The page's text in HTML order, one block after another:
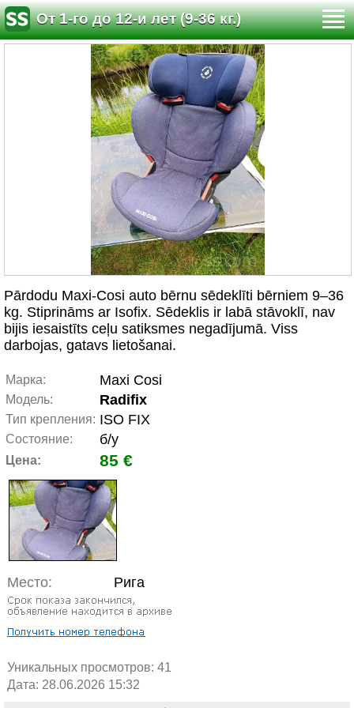
От 1-го до 12-и лет (9-36 кг.)
Pārdodu Maxi-Cosi auto bērnu sēdeklīti bērniem 9–36
kg. Stiprināms ar Isofix. Sēdeklis ir labā stāvoklī, nav
bijis iesaistīts ceļu satiksmes negadījumā. Viss
darbojas, gatavs lietošanai.
Марка: Maxi Cosi
Модель: Radifix
Тип крепления: ISO FIX
Состояние: б/у
Цена: 85 €
Место: Рига
Уникальных просмотров: 41
Дата: 28.06.2026 15:32